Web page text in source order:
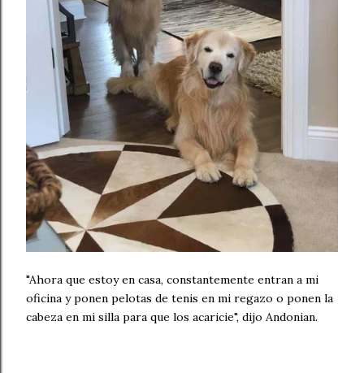
"Ahora que estoy en casa, constantemente entran a mi
oficina y ponen pelotas de tenis en mi regazo o ponen la
cabeza en mi silla para que los acaricie", dijo Andonian.